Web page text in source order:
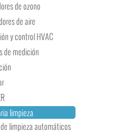
de ozono
de aire
y control HVAC
de medición
limpieza
limpieza automáticos